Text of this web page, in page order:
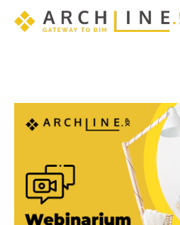
Poznaj Sketch Mode